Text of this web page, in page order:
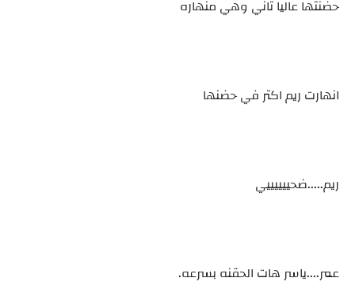
حضنتها عاليا تاني وهي منهاره
انهارت ريم اكتر في حضنها
ريم.....ضحييييييي
عمر....ياسر هات الحقنه بسرعه.